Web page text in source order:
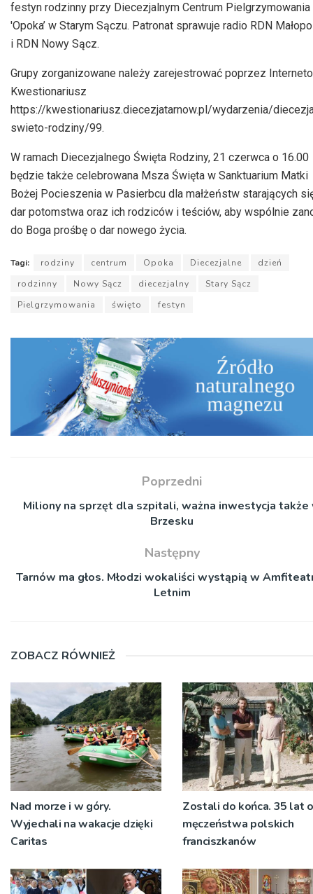
festyn rodzinny przy Diecezjalnym Centrum Pielgrzymowania
'Opoka’ w Starym Sączu. Patronat sprawuje radio RDN
i RDN Nowy Sącz.
Grupy zorganizowane należy zarejestrować poprzez
Kwestionariusz
https://kwestionariusz.diecezjatarnow.pl/wydarzenia/
swieto-rodziny/99.
W ramach Diecezjalnego Święta Rodziny, 21 czerwca o 16.00
będzie także celebrowana Msza Święta w Sanktuarium Matki
Bożej Pocieszenia w Pasierbcu dla małżeństw starających
dar potomstwa oraz ich rodziców i teściów, aby wspólnie
do Boga prośbę o dar nowego życia.
Tagi: rodziny centrum Opoka Diecezjalne
dzień
rodzinny
Nowy Sącz diecezjalny
Stary Sącz
Pielgrzymowania
święto festyn
Poprzedni
Miliony na sprzęt dla szpitali, ważna inwestycja także
Brzesku
Następny
Tarnów ma głos. Młodzi wokaliści wystąpią w
Letnim
ZOBACZ RÓWNIEŻ
Nad morze i w góry.
Wyjechali na wakacje dzięki
Caritas
Zostali do końca. 35 lat
męczeństwa polskich
franciszkanów